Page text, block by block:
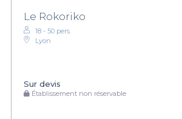
Le Rokoriko
18 - 50 pers.
Lyon
Sur devis
Établissement non réservable